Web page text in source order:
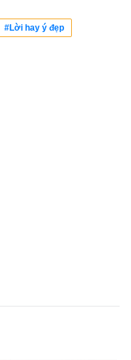
#Lời hay ý đẹp